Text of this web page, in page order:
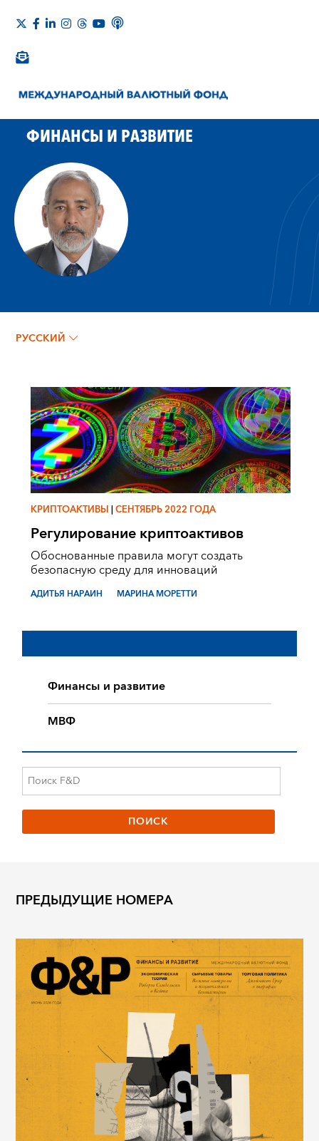
ФИНАНСЫ И РАЗВИТИЕ
АДИТЬЯ НАРАИН
РУССКИЙ
КРИПТОАКТИВЫ|СЕНТЯБРЬ 2022 ГОДА
Регулирование криптоактивов
Обоснованные правила могут создать
безопасную среду для инноваций
АДИТЬЯ НАРАИН МАРИНА МОРЕТТИ
Финансы и развитие
МВФ
ПРЕДЫДУЩИЕ НОМЕРА